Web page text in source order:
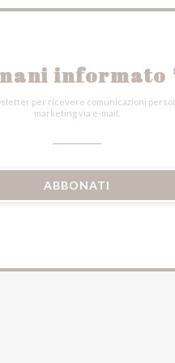
informato
per ricevere comunicazioni
marketing via e-mail.
ABBONATI